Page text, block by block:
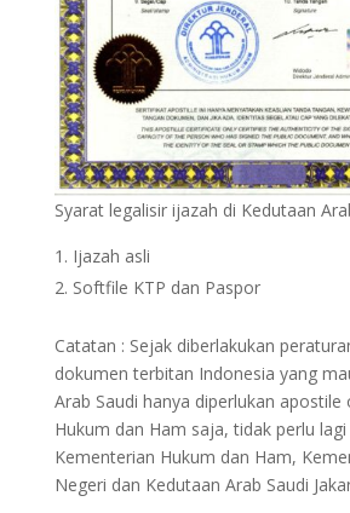
Syarat legalisir ijazah di Kedutaan
Ijazah asli
Softfile KTP dan Paspor
Catatan : Sejak diberlakukan
dokumen terbitan Indonesia yang
Arab Saudi hanya diperlukan apostile
Hukum dan Ham saja, tidak perlu
Kementerian Hukum dan Ham,
Negeri dan Kedutaan Arab Saudi